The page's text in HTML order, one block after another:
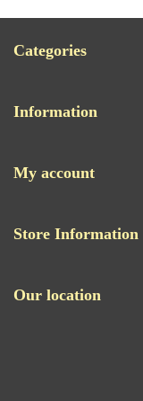
Categories
Information
My account
Store Information
Our location